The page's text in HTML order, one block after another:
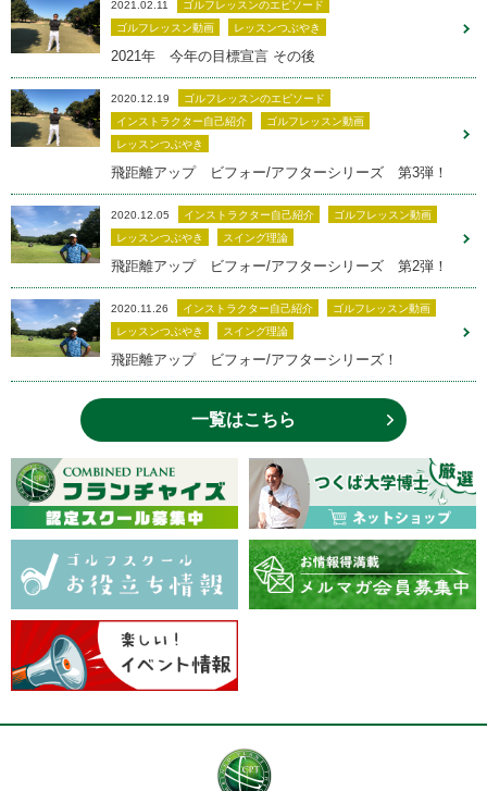
2021.02.11
ゴルフレッスンのエピソード
ゴルフレッスン動画
レッスンつぶやき
2021年 今年の目標宣言 その後
2020.12.19
ゴルフレッスンのエピソード
インストラクター自己紹介
ゴルフレッスン動画
レッスンつぶやき
飛距離アップ ビフォー/アフターシリーズ 第3弾！
2020.12.05 インストラクター自己紹介
ゴルフレッスン動画
レッスンつぶやき
スイング理論
飛距離アップ ビフォー/アフターシリーズ 第2弾！
2020.11.26 インストラクター自己紹介
ゴルフレッスン動画
レッスンつぶやき
スイング理論
飛距離アップ ビフォー/アフターシリーズ！
一覧はこちら
用賀校